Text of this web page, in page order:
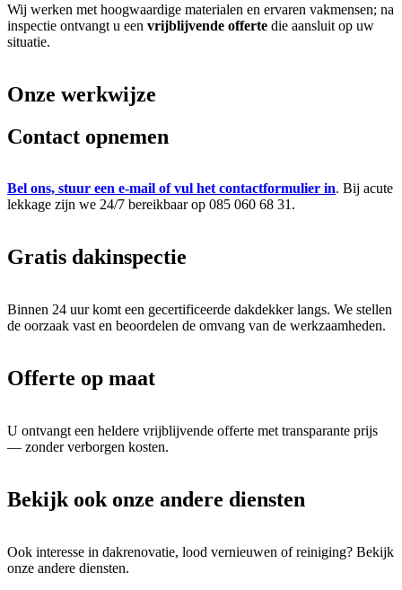
Wij werken met hoogwaardige materialen en ervaren vakmensen; na
inspectie ontvangt u een vrijblijvende offerte die aansluit op uw
situatie.
Onze werkwijze
Contact opnemen
Bel ons, stuur een e-mail of vul het contactformulier in. Bij acute
lekkage zijn we 24/7 bereikbaar op 085 060 68 31.
Gratis dakinspectie
Binnen 24 uur komt een gecertificeerde dakdekker langs. We stellen
de oorzaak vast en beoordelen de omvang van de werkzaamheden.
Offerte op maat
U ontvangt een heldere vrijblijvende offerte met transparante prijs
— zonder verborgen kosten.
Bekijk ook onze andere diensten
Ook interesse in dakrenovatie, lood vernieuwen of reiniging? Bekijk
onze andere diensten.